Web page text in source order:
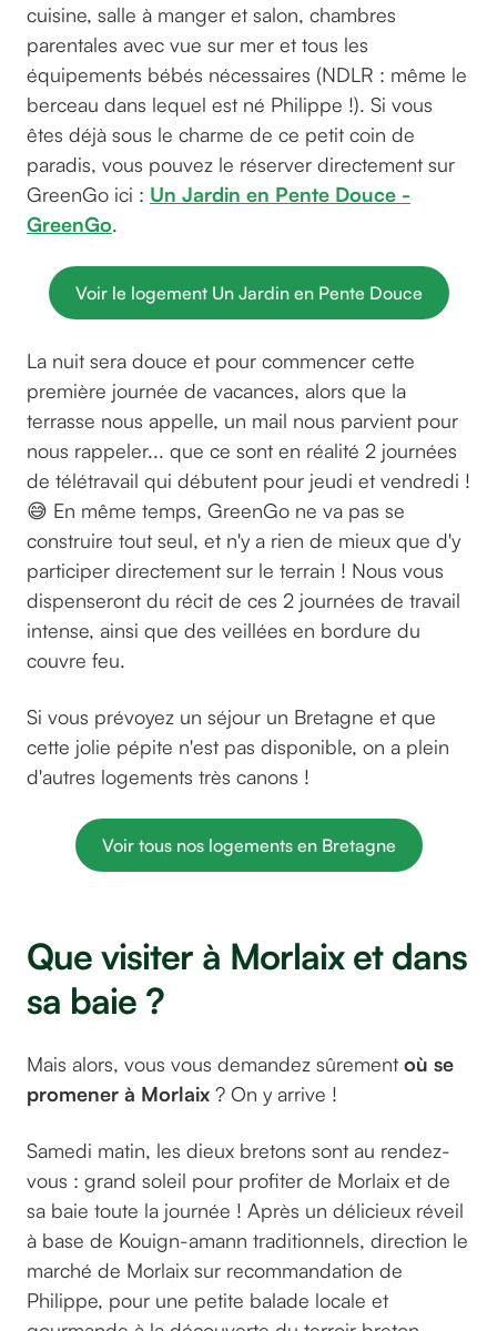
cuisine, salle à manger et salon, chambres
parentales avec vue sur mer et tous les
équipements bébés nécessaires (NDLR : même le
berceau dans lequel est né Philippe !). Si vous
êtes déjà sous le charme de ce petit coin de
paradis, vous pouvez le réserver directement sur
GreenGo ici : Un Jardin en Pente Douce -
GreenGo.
Voir le logement Un Jardin en Pente Douce
La nuit sera douce et pour commencer cette
première journée de vacances, alors que la
terrasse nous appelle, un mail nous parvient pour
nous rappeler... que ce sont en réalité 2 journées
de télétravail qui débutent pour jeudi et vendredi !
😅 En même temps, GreenGo ne va pas se
construire tout seul, et n'y a rien de mieux que d'y
participer directement sur le terrain ! Nous vous
dispenseront du récit de ces 2 journées de travail
intense, ainsi que des veillées en bordure du
couvre feu.
Si vous prévoyez un séjour un Bretagne et que
cette jolie pépite n'est pas disponible, on a plein
d'autres logements très canons !
Voir tous nos logements en Bretagne
Que visiter à Morlaix et dans
sa baie ?
Mais alors, vous vous demandez sûrement où se
promener à Morlaix ? On y arrive !
Samedi matin, les dieux bretons sont au rendez-
vous : grand soleil pour profiter de Morlaix et de
sa baie toute la journée ! Après un délicieux réveil
à base de Kouign-amann traditionnels, direction le
marché de Morlaix sur recommandation de
Philippe, pour une petite balade locale et